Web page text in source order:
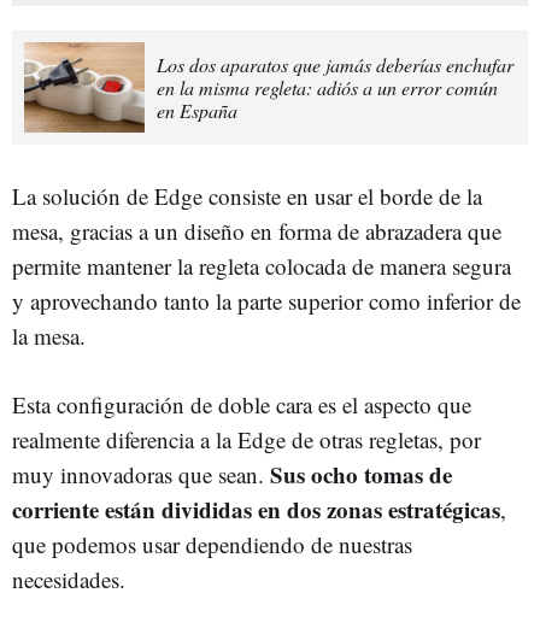
Los dos aparatos que jamás deberías enchufar
en la misma regleta: adiós a un error común
en España
La solución de Edge consiste en usar el borde de la
mesa, gracias a un diseño en forma de abrazadera que
permite mantener la regleta colocada de manera segura
y aprovechando tanto la parte superior como inferior de
la mesa.
Esta configuración de doble cara es el aspecto que
realmente diferencia a la Edge de otras regletas, por
muy innovadoras que sean. Sus ocho tomas de
corriente están divididas en dos zonas estratégicas,
que podemos usar dependiendo de nuestras
necesidades.